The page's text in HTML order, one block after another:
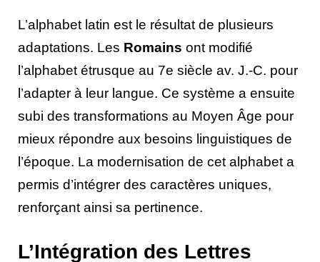
L’alphabet latin est le résultat de plusieurs
adaptations. Les Romains ont modifié
l’alphabet étrusque au 7e siècle av. J.-C. pour
l’adapter à leur langue. Ce système a ensuite
subi des transformations au Moyen Âge pour
mieux répondre aux besoins linguistiques de
l’époque. La modernisation de cet alphabet a
permis d’intégrer des caractères uniques,
renforçant ainsi sa pertinence.
L’Intégration des Lettres